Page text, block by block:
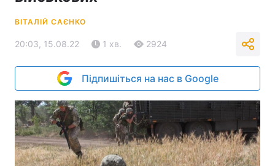
ВІТАЛІЙ САЄНКО
20:03, 15.08.22 1 хв. 2924
Підпишіться на нас в Google